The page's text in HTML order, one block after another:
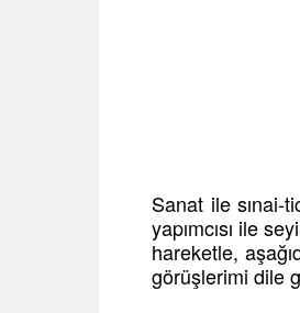
Sanat ile sınai-
yapımcısı ile
hareketle,
görüşlerimi dile